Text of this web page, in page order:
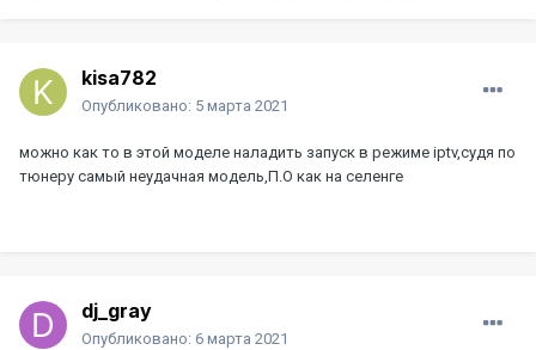
kisa782
Опубликовано: 5 марта 2021
можно как то в этой моделе наладить запуск в режиме iptv,судя по
тюнеру самый неудачная модель,П.О как на селенге
dj_gray
Опубликовано: 6 марта 2021